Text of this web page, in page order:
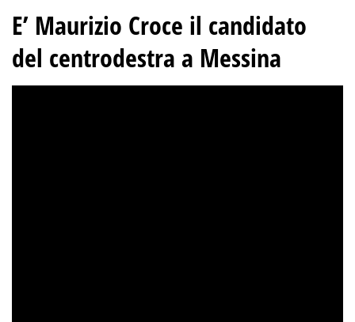
E’ Maurizio Croce il candidato
del centrodestra a Messina